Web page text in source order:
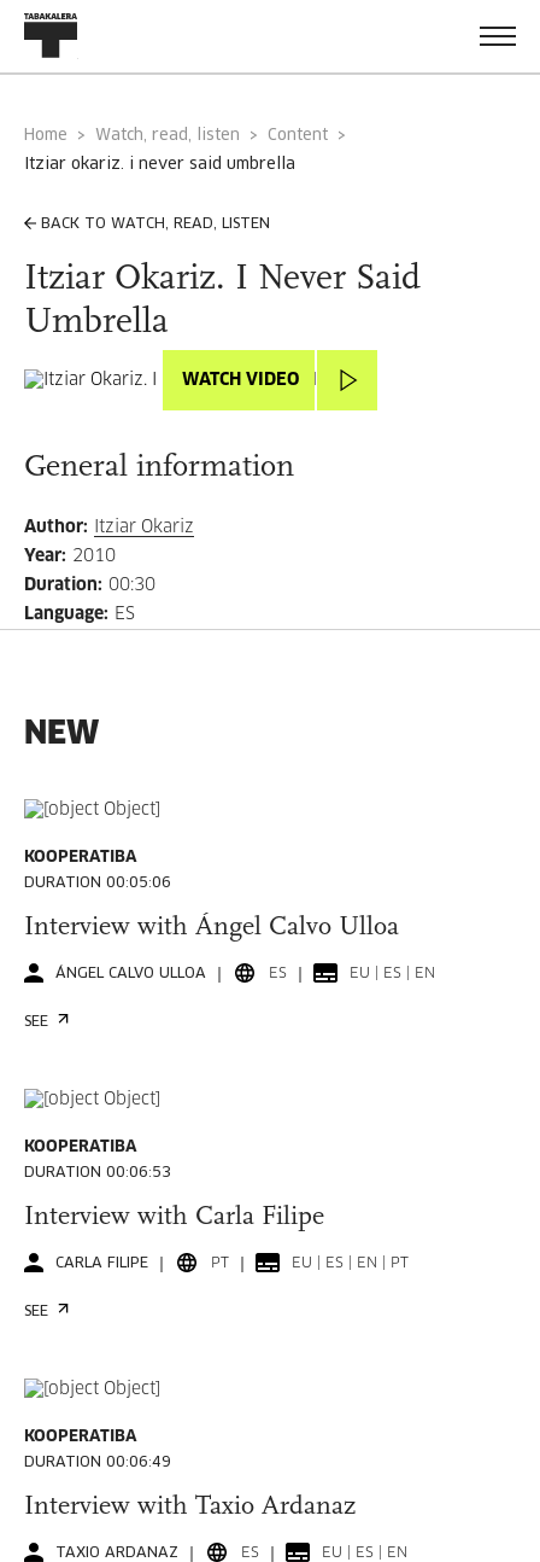
Home Watch, read, listen
Content
itziar okariz. i never said umbrella
BACK TO WATCH, READ, LISTEN
Itziar Okariz. I Never Said
Umbrella
WATCH VIDEO
General information
Author:
Itziar Okariz
Year: 2010
Duration: 00:30
Language: ES
NEW
KOOPERATIBA
DURATION 00:05:06
Interview with Ángel Calvo Ulloa
ÁNGEL CALVO ULLOA ES EU | ES | EN
SEE
KOOPERATIBA
DURATION 00:06:53
Interview with Carla Filipe
CARLA FILIPE PT EU | ES | EN | PT
SEE
KOOPERATIBA
DURATION 00:06:49
Interview with Taxio Ardanaz
TAXIO ARDANAZ ES EU | ES | EN